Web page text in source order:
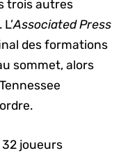
trois autres
Associated Press
des formations
sommet, alors
joueurs